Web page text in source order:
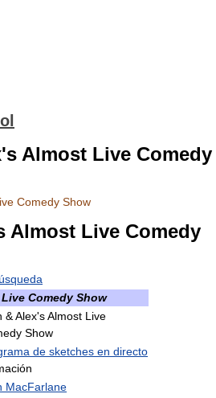
Almost Live Comedy
Comedy Show
Almost Live Comedy
Comedy Show
& Alex's Almost Live
Show
de sketches en directo
MacFarlane